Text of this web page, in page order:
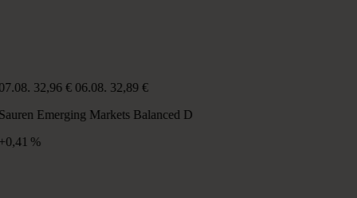
32,96 € 06.08. 32,89 €
Emerging Markets Balanced D
%